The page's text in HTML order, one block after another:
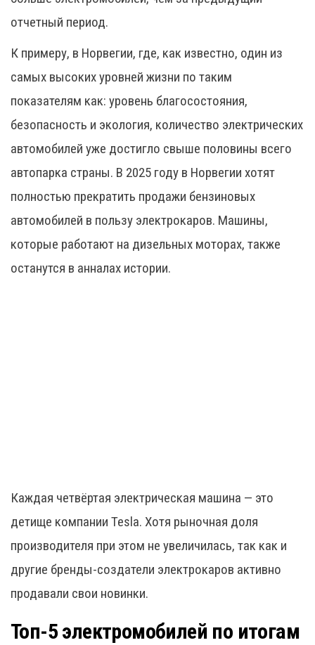
отчетный период.
К примеру, в Норвегии, где, как известно, один из
самых высоких уровней жизни по таким
показателям как: уровень благосостояния,
безопасность и экология, количество электрических
автомобилей уже достигло свыше половины всего
автопарка страны. В 2025 году в Норвегии хотят
полностью прекратить продажи бензиновых
автомобилей в пользу электрокаров. Машины,
которые работают на дизельных моторах, также
останутся в анналах истории.
Каждая четвёртая электрическая машина — это
детище компании Tesla. Хотя рыночная доля
производителя при этом не увеличилась, так как и
другие бренды-создатели электрокаров активно
продавали свои новинки.
Топ-5 электромобилей по итогам